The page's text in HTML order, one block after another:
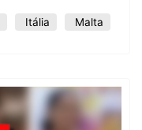
Itália
Malta